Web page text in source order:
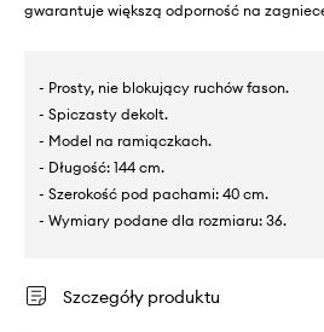
gwarantuje większą odporność na
- Prosty, nie blokujący ruchów fason.
- Spiczasty dekolt.
- Model na ramiączkach.
- Długość: 144 cm.
- Szerokość pod pachami: 40 cm.
- Wymiary podane dla rozmiaru: 36.
Szczegóły produktu